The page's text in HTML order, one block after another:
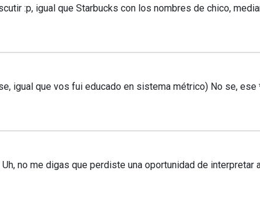
:p, igual que Starbucks con los nombres de chico,
igual que vos fui educado en sistema métrico) No se,
no me digas que perdiste una oportunidad de interpretar